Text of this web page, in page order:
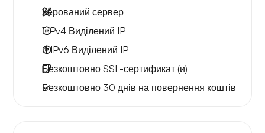
Керований сервер
1 IPv4 Виділений IP
4 IPv6 Виділений IP
Безкоштовно SSL-сертификат (и)
Безкоштовно 30 днів на повернення коштів